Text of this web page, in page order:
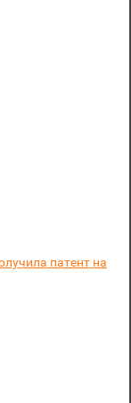
патент на